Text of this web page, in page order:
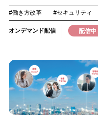
#働き方改革 #セキュリティ
オンデマンド配信 配信中